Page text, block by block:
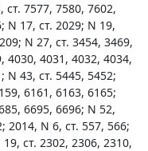
ст. 7577, 7580, 7602,
N 17, ст. 2029; N 19,
N 27, ст. 3454, 3469,
4030, 4031, 4032, 4034,
N 43, ст. 5445, 5452;
6161, 6163, 6165;
6695, 6696; N 52,
2014, N 6, ст. 557, 566;
ст. 2302, 2306, 2310,